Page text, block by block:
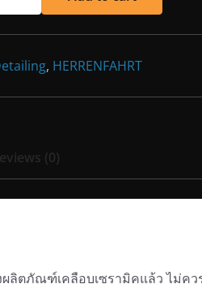
, HERRENFAHRT
(0)
ลิตภัณฑ์เคลือบเซรามิคแล้ว ไม่ค